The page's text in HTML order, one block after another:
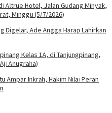
Digelar, Ade Angga Harap Lahirkan
Ampar Inkrah, Hakim Nilai Peran